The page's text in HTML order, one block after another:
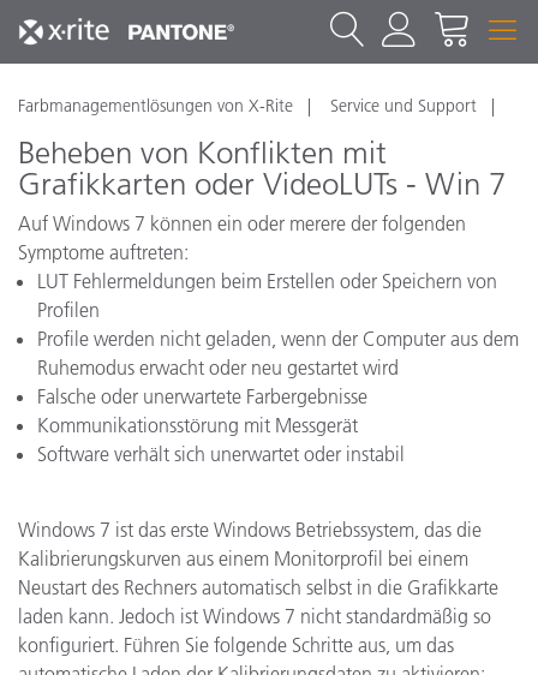
Farbmanagementlösungen von X-Rite Service und Support
Beheben von Konflikten mit
Grafikkarten oder VideoLUTs - Win 7
Auf Windows 7 können ein oder merere der folgenden
Symptome auftreten:
LUT Fehlermeldungen beim Erstellen oder Speichern von
Profilen
Profile werden nicht geladen, wenn der Computer aus dem
Ruhemodus erwacht oder neu gestartet wird
Falsche oder unerwartete Farbergebnisse
Kommunikationsstörung mit Messgerät
Software verhält sich unerwartet oder instabil
Windows 7 ist das erste Windows Betriebssystem, das die
Kalibrierungskurven aus einem Monitorprofil bei einem
Neustart des Rechners automatisch selbst in die Grafikkarte
laden kann. Jedoch ist Windows 7 nicht standardmäßig so
konfiguriert. Führen Sie folgende Schritte aus, um das